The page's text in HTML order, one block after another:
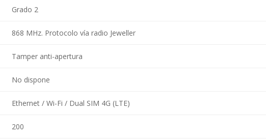
Grado 2
868 MHz. Protocolo vía radio Jeweller
Tamper anti-apertura
No dispone
Ethernet / Wi-Fi / Dual SIM 4G (LTE)
200